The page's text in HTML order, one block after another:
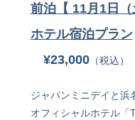
前泊【 11月1日
ホテル宿泊プラン
¥23,000（税込）
ジャパンミニデイと浜
オフィシャルホテル「